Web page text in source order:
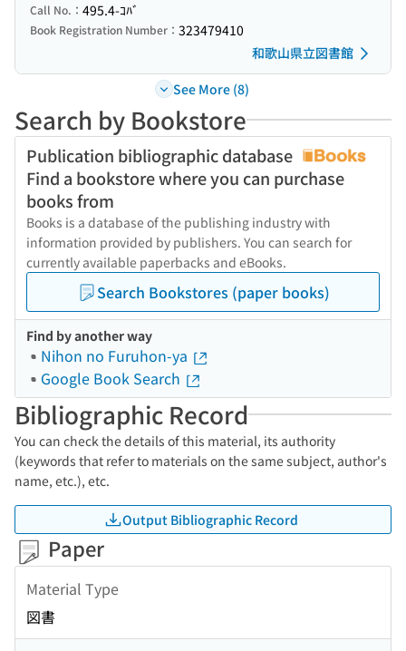
Call No.： 495.4-ｺﾊﾞ
Book Registration Number： 323479410
和歌山県立図書館
See More (8)
Search by Bookstore
Publication bibliographic database
Find a bookstore where you can purchase
books from
Books is a database of the publishing industry with
information provided by publishers. You can search for
currently available paperbacks and eBooks.
Search Bookstores (paper books)
Find by another way
Nihon no Furuhon-ya
Google Book Search
Bibliographic Record
You can check the details of this material, its authority
(keywords that refer to materials on the same subject, author's
name, etc.), etc.
Output Bibliographic Record
Paper
Material Type
図書